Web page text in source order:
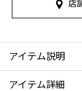
店
アイテム説明
アイテム詳細